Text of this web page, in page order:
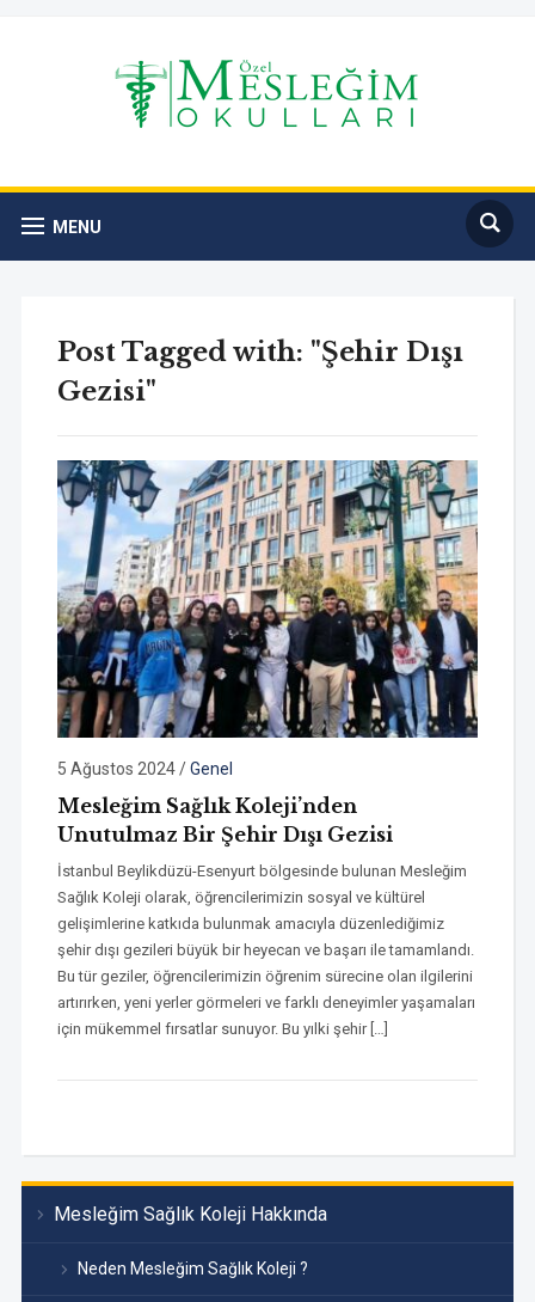
MENU
Mesleğim Sağlık Koleji Hakkında
Neden Mesleğim Sağlık Koleji ?
Post Tagged with: "Şehir Dışı
Gezisi"
5 Ağustos 2024/Genel
Mesleğim Sağlık Koleji’nden
Unutulmaz Bir Şehir Dışı Gezisi
İstanbul Beylikdüzü-Esenyurt bölgesinde bulunan Mesleğim
Sağlık Koleji olarak, öğrencilerimizin sosyal ve kültürel
gelişimlerine katkıda bulunmak amacıyla düzenlediğimiz
şehir dışı gezileri büyük bir heyecan ve başarı ile tamamlandı.
Bu tür geziler, öğrencilerimizin öğrenim sürecine olan ilgilerini
artırırken, yeni yerler görmeleri ve farklı deneyimler yaşamaları
için mükemmel fırsatlar sunuyor. Bu yılki şehir […]